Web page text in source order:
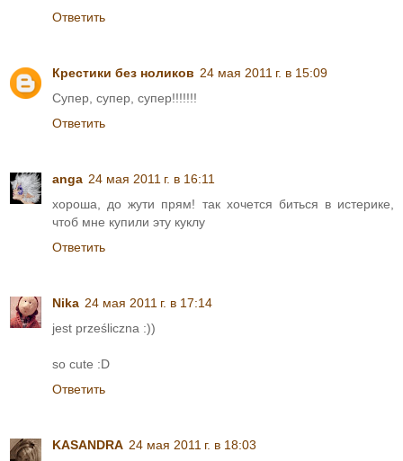
Ответить
Крестики без ноликов 24 мая 2011 г. в 15:09
Супер, супер, супер!!!!!!!
Ответить
anga 24 мая 2011 г. в 16:11
хороша, до жути прям! так хочется биться в истерике,
чтоб мне купили эту куклу
Ответить
Nika 24 мая 2011 г. в 17:14
jest prześliczna :))
so cute :D
Ответить
KASANDRA 24 мая 2011 г. в 18:03